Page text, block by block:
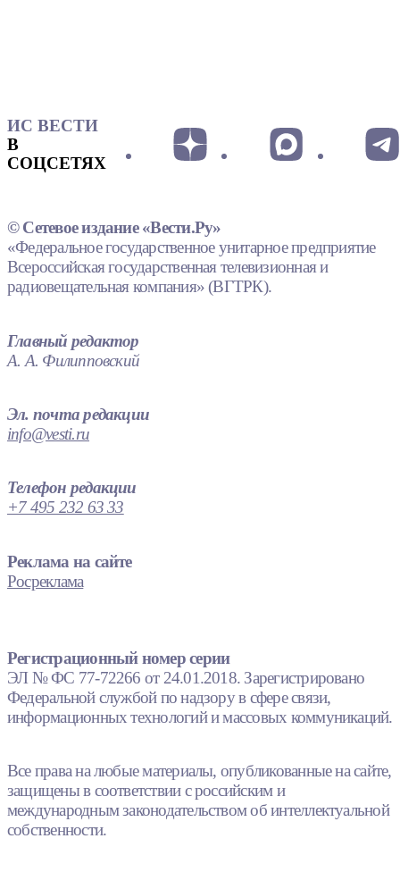
ИС ВЕСТИ
В
СОЦСЕТЯХ
© Сетевое издание «Вести.Ру»
«Федеральное государственное унитарное предприятие
Всероссийская государственная телевизионная и
радиовещательная компания» (ВГТРК).
Главный редактор
А. А. Филипповский
Эл. почта редакции
info@vesti.ru
Телефон редакции
+7 495 232 63 33
Реклама на сайте
Росреклама
Регистрационный номер серии
ЭЛ № ФС 77-72266 от 24.01.2018. Зарегистрировано
Федеральной службой по надзору в сфере связи,
информационных технологий и массовых коммуникаций.
Все права на любые материалы, опубликованные на сайте,
защищены в соответствии с российским и
международным законодательством об интеллектуальной
собственности.